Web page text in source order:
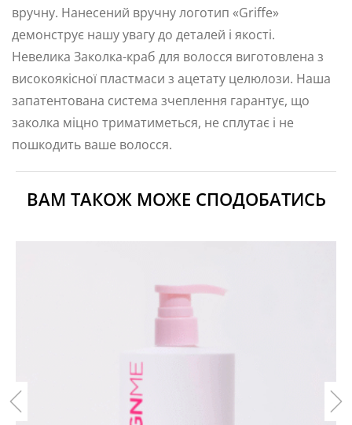
вручну. Нанесений вручну логотип «Griffe»
демонструє нашу увагу до деталей і якості.
Невелика Заколка-краб для волосся виготовлена з
високоякісної пластмаси з ацетату целюлози. Наша
запатентована система зчеплення гарантує, що
заколка міцно триматиметься, не сплутає і не
пошкодить ваше волосся.
ВАМ ТАКОЖ МОЖЕ СПОДОБАТИСЬ